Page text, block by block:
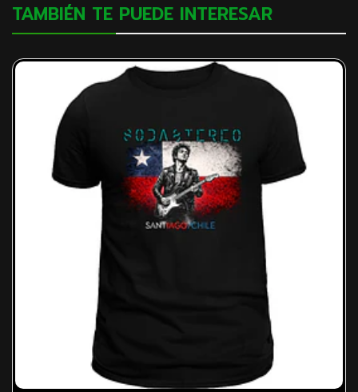
TAMBIÉN TE PUEDE INTERESAR